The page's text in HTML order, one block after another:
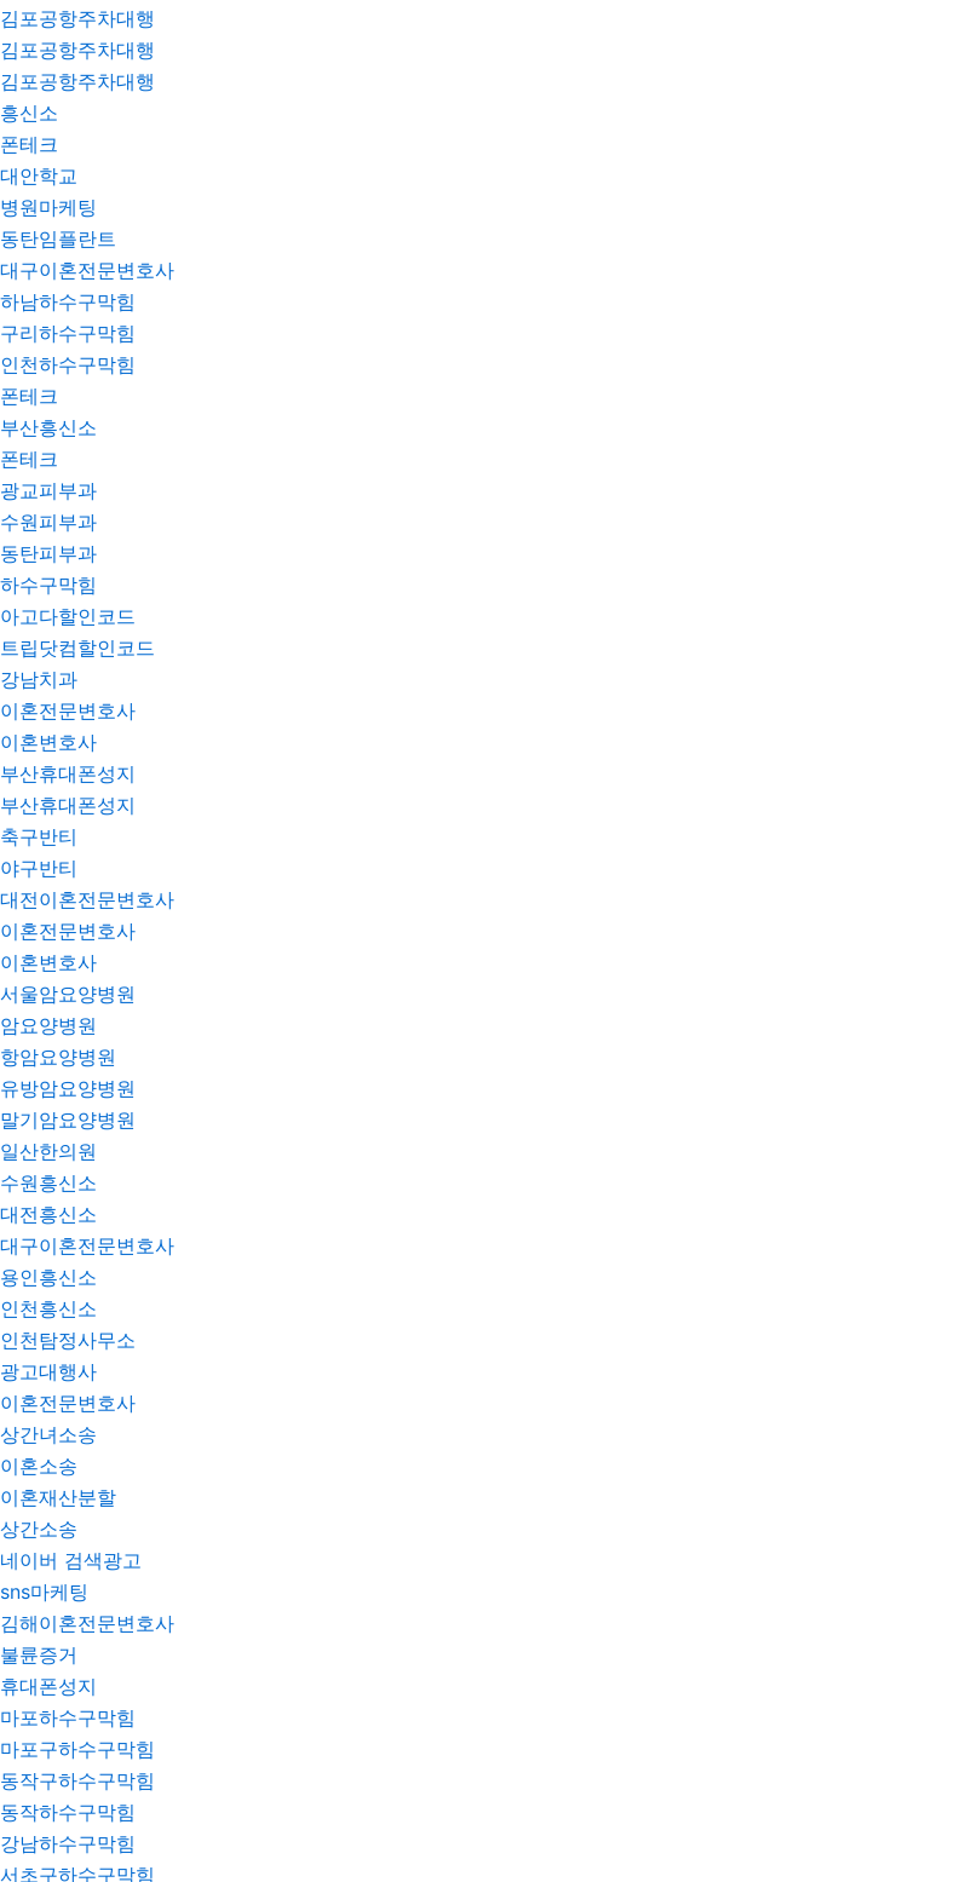
김포공항주차대행
김포공항주차대행
김포공항주차대행
흥신소
폰테크
대안학교
병원마케팅
동탄임플란트
대구이혼전문변호사
하남하수구막힘
구리하수구막힘
인천하수구막힘
폰테크
부산흥신소
폰테크
광교피부과
수원피부과
동탄피부과
하수구막힘
아고다할인코드
트립닷컴할인코드
강남치과
이혼전문변호사
이혼변호사
부산휴대폰성지
부산휴대폰성지
축구반티
야구반티
대전이혼전문변호사
이혼전문변호사
이혼변호사
서울암요양병원
암요양병원
항암요양병원
유방암요양병원
말기암요양병원
일산한의원
수원흥신소
대전흥신소
대구이혼전문변호사
용인흥신소
인천흥신소
인천탐정사무소
광고대행사
이혼전문변호사
상간녀소송
이혼소송
이혼재산분할
상간소송
네이버 검색광고
sns마케팅
김해이혼전문변호사
불륜증거
휴대폰성지
마포하수구막힘
마포구하수구막힘
동작구하수구막힘
동작하수구막힘
강남하수구막힘
서초구하수구막힘